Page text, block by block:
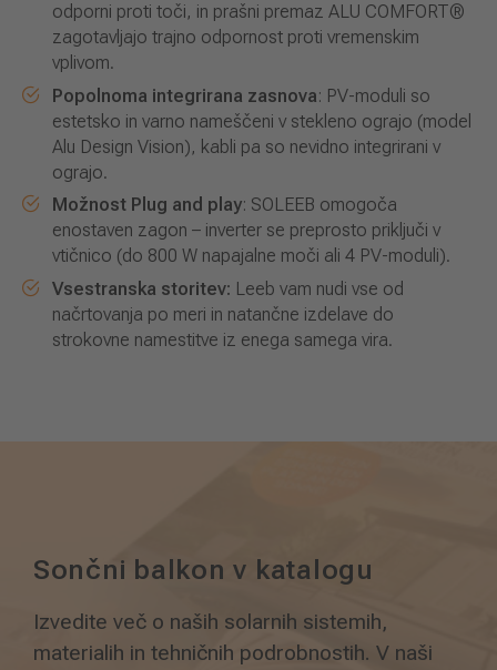
odporni proti toči, in prašni premaz ALU COMFORT®
zagotavljajo trajno odpornost proti vremenskim
vplivom.
Popolnoma integrirana zasnova: PV-moduli so
estetsko in varno nameščeni v stekleno ograjo (model
Alu Design Vision), kabli pa so nevidno integrirani v
ograjo.
Možnost Plug and play: SOLEEB omogoča
enostaven zagon – inverter se preprosto priključi v
vtičnico (do 800 W napajalne moči ali 4 PV-moduli).
Vsestranska storitev: Leeb vam nudi vse od
načrtovanja po meri in natančne izdelave do
strokovne namestitve iz enega samega vira.
Sončni balkon v katalogu
Izvedite več o naših solarnih sistemih,
materialih in tehničnih podrobnostih. V naši